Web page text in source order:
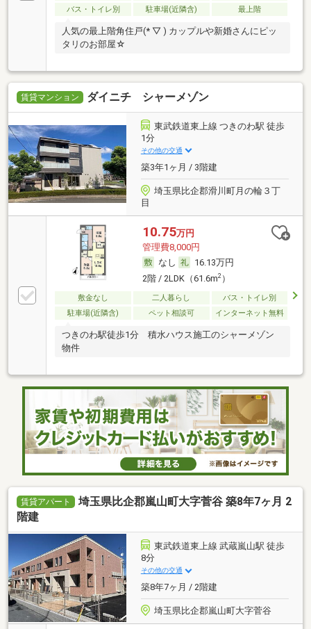
バス・トイレ別
駐車場(近隣含) 最上階
人気の最上階角住戸(* ▽ ) カップルや新婚さんにピッ
タリのお部屋☆
賃貸マンション ダイニチ シャーメゾン
東武鉄道東上線 つきのわ駅 徒歩
1分
その他の交通
築3年1ヶ月 / 3階建
埼玉県比企郡滑川町月の輪３丁
目
10.75万円
管理費8,000円
なし
16.13万円
2階 / 2LDK（61.6m2）
敷金なし 二人暮らし
バス・トイレ別
駐車場(近隣含)
ペット相談可 インターネット無料
つきのわ駅徒歩1分 積水ハウス施工のシャーメゾン
物件
賃貸アパート
埼玉県比企郡嵐山町大字菅谷 築8年7ヶ月 2
階建
東武鉄道東上線 武蔵嵐山駅 徒歩
8分
その他の交通
築8年7ヶ月 / 2階建
埼玉県比企郡嵐山町大字菅谷